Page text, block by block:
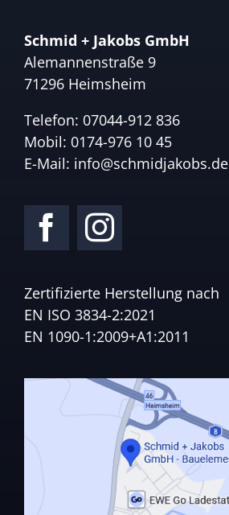
Schmid + Jakobs GmbH
Alemannenstraße 9
71296 Heimsheim
Telefon: 07044-912 836
Mobil: 0174-976 10 45
E-Mail: info@schmidjakobs.de
Zertifizierte Herstellung nach
EN ISO 3834-2:2021
EN 1090-1:2009+A1:2011